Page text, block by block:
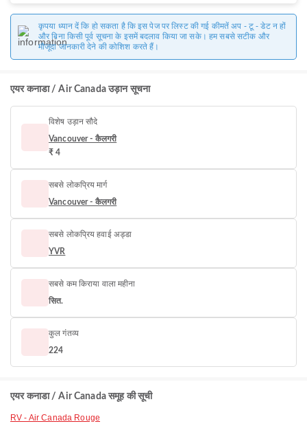
कृपया ध्यान दें कि हो सकता है कि इस पेज पर लिस्ट की गई कीमतें अप - टू - डेट न हों
और बिना किसी पूर्व सूचना के इसमें बदलाव किया जा सके। हम सबसे सटीक और
मौजूदा जानकारी देने की कोशिश करते हैं।
एयर कनाडा / Air Canada उड़ान सूचना
विशेष उड़ान सौदे
Vancouver - कैलगरी
₹ 4
सबसे लोकप्रिय मार्ग
Vancouver - कैलगरी
सबसे लोकप्रिय हवाई अड्डा
YVR
सबसे कम किराया वाला महीना
सित.
कुल गंतव्य
224
एयर कनाडा / Air Canada समूह की सूची
RV - Air Canada Rouge